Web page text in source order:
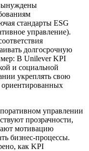
стандарты ESG
управление).
долгосрочную
В UnileverKPI
и социальной
укреплять свою
ориентированных
управлении
прозрачности,
мотивацию
бизнес-процессы.
как KPI